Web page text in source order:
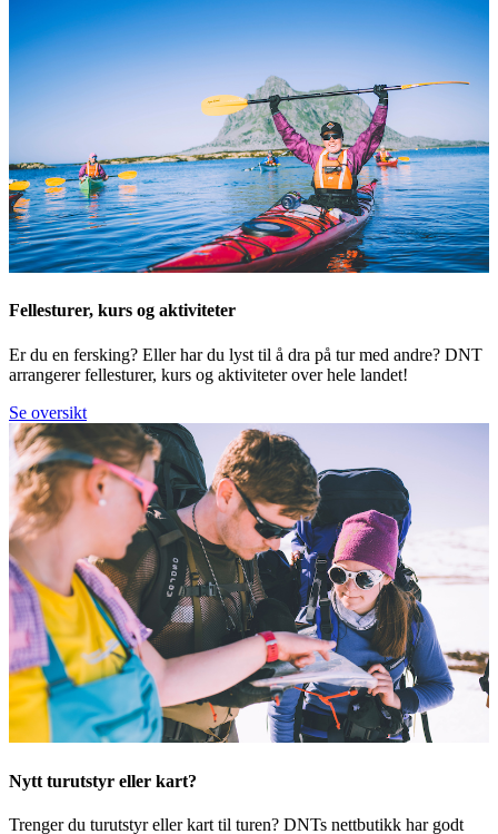
Fellesturer, kurs og aktiviteter
Er du en fersking? Eller har du lyst til å dra på tur med andre? DNT
arrangerer fellesturer, kurs og aktiviteter over hele landet!
Se oversikt
Nytt turutstyr eller kart?
Trenger du turutstyr eller kart til turen? DNTs nettbutikk har godt